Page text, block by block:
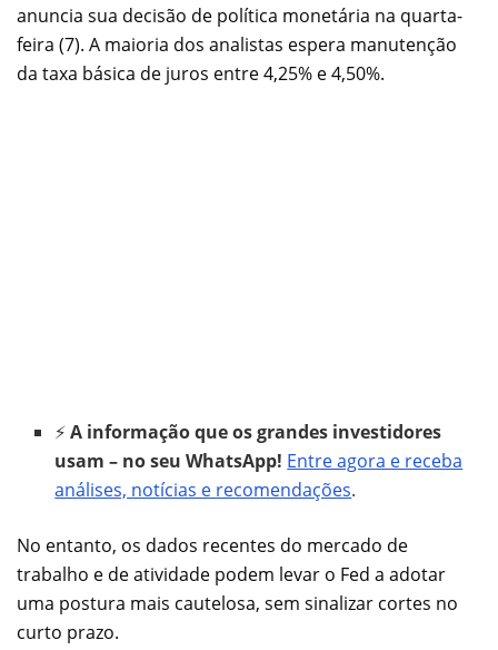
anuncia sua decisão de política monetária na quarta-
feira (7). A maioria dos analistas espera manutenção
da taxa básica de juros entre 4,25% e 4,50%.
⚡A informação que os grandes investidores
usam – no seu WhatsApp! Entre agora e receba
análises, notícias e recomendações.
No entanto, os dados recentes do mercado de
trabalho e de atividade podem levar o Fed a adotar
uma postura mais cautelosa, sem sinalizar cortes no
curto prazo.